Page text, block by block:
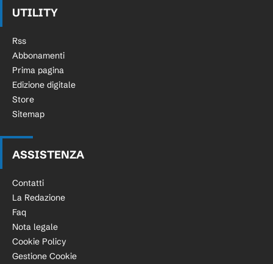
UTILITY
Rss
Abbonamenti
Prima pagina
Edizione digitale
Store
Sitemap
ASSISTENZA
Contatti
La Redazione
Faq
Nota legale
Cookie Policy
Gestione Cookie